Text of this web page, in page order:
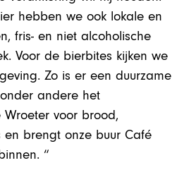
hebben we ook lokale en
fris- en niet alcoholische
Voor de bierbites kijken we
Zo is er een duurzame
andere het
voor brood,
brengt onze buur Café
“